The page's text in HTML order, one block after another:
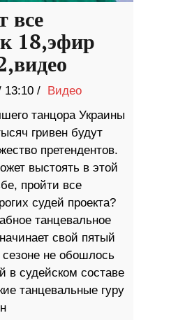
все
18,эфир
13:10 /
Видео
танцора Украины
гривен будут
претендентов.
выстоять в этой
пройти все
судей проекта?
танцевальное
свой пятый
не обошлось
в судейском составе
танцевальные гуру